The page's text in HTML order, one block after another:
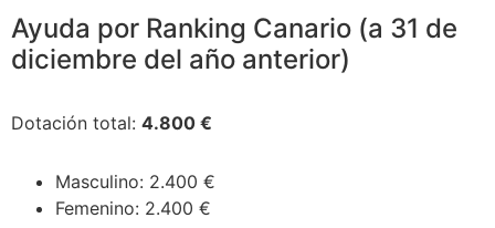
Ayuda por Ranking Canario (a 31 de
diciembre del año anterior)
Dotación total: 4.800 €
Masculino: 2.400 €
Femenino: 2.400 €